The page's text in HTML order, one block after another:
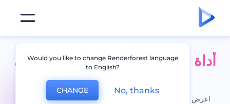
أداة إنشاء نماذج صندوقمذهل في
الواقع!
اعرض تصميمات صناديقك بإبداع، باختيار نموذج من مكتبتنا الكبيرة
Would you like to change Renderforest language
to English?
CHANGE No, thanks